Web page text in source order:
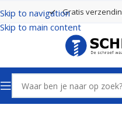
Skip to navigation
Skip to main content
Gratis
Home Poort- en hekbeslag